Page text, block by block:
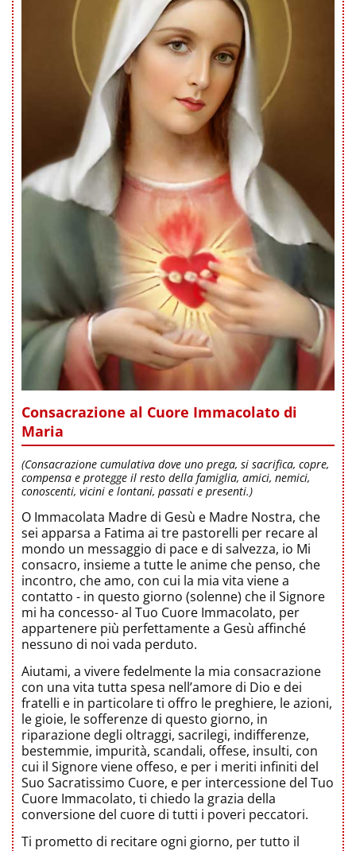
Consacrazione al Cuore Immacolato di
Maria
(Consacrazione cumulativa dove uno prega, si sacrifica, copre,
compensa e protegge il resto della famiglia, amici, nemici,
conoscenti, vicini e lontani, passati e presenti.)
O Immacolata Madre di Gesù e Madre Nostra, che
sei apparsa a Fatima ai tre pastorelli per recare al
mondo un messaggio di pace e di salvezza, io Mi
consacro, insieme a tutte le anime che penso, che
incontro, che amo, con cui la mia vita viene a
contatto - in questo giorno (solenne) che il Signore
mi ha concesso- al Tuo Cuore Immacolato, per
appartenere più perfettamente a Gesù affinché
nessuno di noi vada perduto.
Aiutami, a vivere fedelmente la mia consacrazione
con una vita tutta spesa nell’amore di Dio e dei
fratelli e in particolare ti offro le preghiere, le azioni,
le gioie, le sofferenze di questo giorno, in
riparazione degli oltraggi, sacrilegi, indifferenze,
bestemmie, impurità, scandali, offese, insulti, con
cui il Signore viene offeso, e per i meriti infiniti del
Suo Sacratissimo Cuore, e per intercessione del Tuo
Cuore Immacolato, ti chiedo la grazia della
conversione del cuore di tutti i poveri peccatori.
Ti prometto di recitare ogni giorno, per tutto il